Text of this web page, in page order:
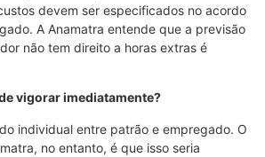
devem ser especificados no acordo
A Anamatra entende que a previsão
não tem direito a horas extras é
vigorar imediatamente?
individual entre patrão e empregado. O
no entanto, é que isso seria